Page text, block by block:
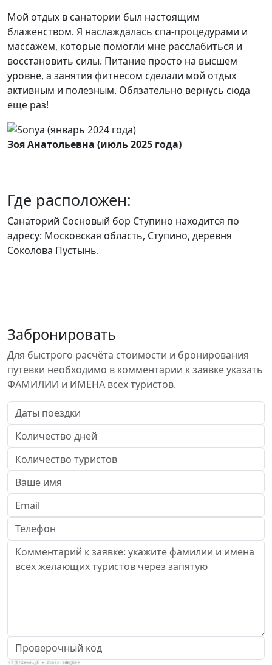
Мой отдых в санатории был настоящим
блаженством. Я наслаждалась спа-процедурами и
массажем, которые помогли мне расслабиться и
восстановить силы. Питание просто на высшем
уровне, а занятия фитнесом сделали мой отдых
активным и полезным. Обязательно вернусь сюда
еще раз!
Зоя Анатольевна (июль 2025 года)
Где расположен:
Санаторий Сосновый бор Ступино находится по
адресу: Московская область, Ступино, деревня
Соколова Пустынь.
Забронировать
Для быстрого расчёта стоимости и бронирования
путевки необходимо в комментарии к заявке указать
ФАМИЛИИ и ИМЕНА всех туристов.